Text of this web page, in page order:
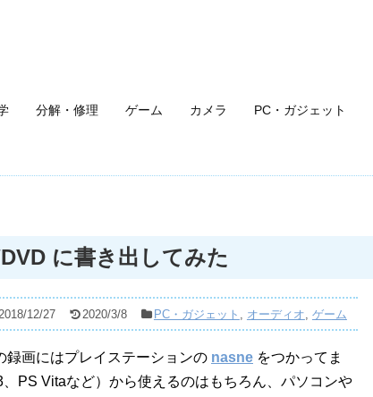
分解・修理 ゲーム カメラ PC・ガジェット
に書き出してみた
12/27 2020/3/8 PC・ガジェット , オーディオ, ゲーム
録画にはプレイステーションの nasne をつかってま
PS Vitaなど）から使えるのはもちろん、パソコンや